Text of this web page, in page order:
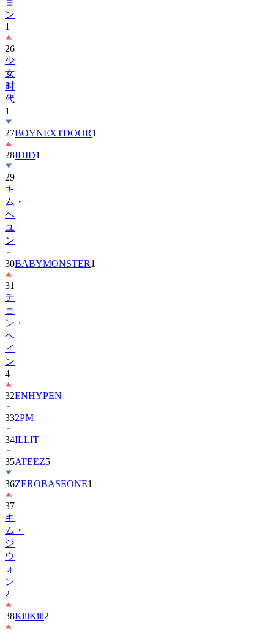
1
26
少
女
时
代
1
27
28IDID1
29
キ
ム・
ヘ
ユ
ン
30
31
チ
ョ
ン・
ヘ
イ
ン
4
32
332PM
34ILLIT
35ATEEZ
36ZEROBASEONE
37
キ
ム・
ジ
ウ
ォ
ン
2
38
39
ル